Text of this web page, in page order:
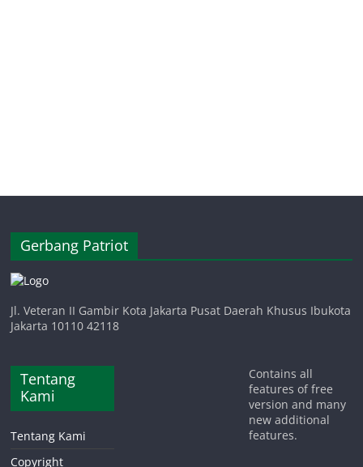
Gerbang Patriot
Jl. Veteran II Gambir Kota Jakarta Pusat Daerah Khusus Ibukota
Jakarta 10110 42118
Tentang
Kami
Tentang Kami
Copyright
Contains all
features of free
version and many
new additional
features.